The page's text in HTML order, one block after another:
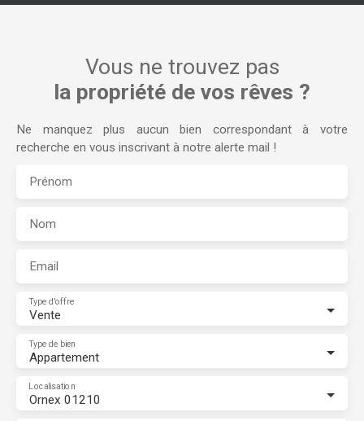
Vous ne trouvez pas
la propriété de vos rêves ?
Ne manquez plus aucun bien correspondant à votre
recherche en vous inscrivant à notre alerte mail !
Prénom
Nom
Email
Vente
Type d'offre
Appartement
Type de bien
Ornex 01210
Localisation